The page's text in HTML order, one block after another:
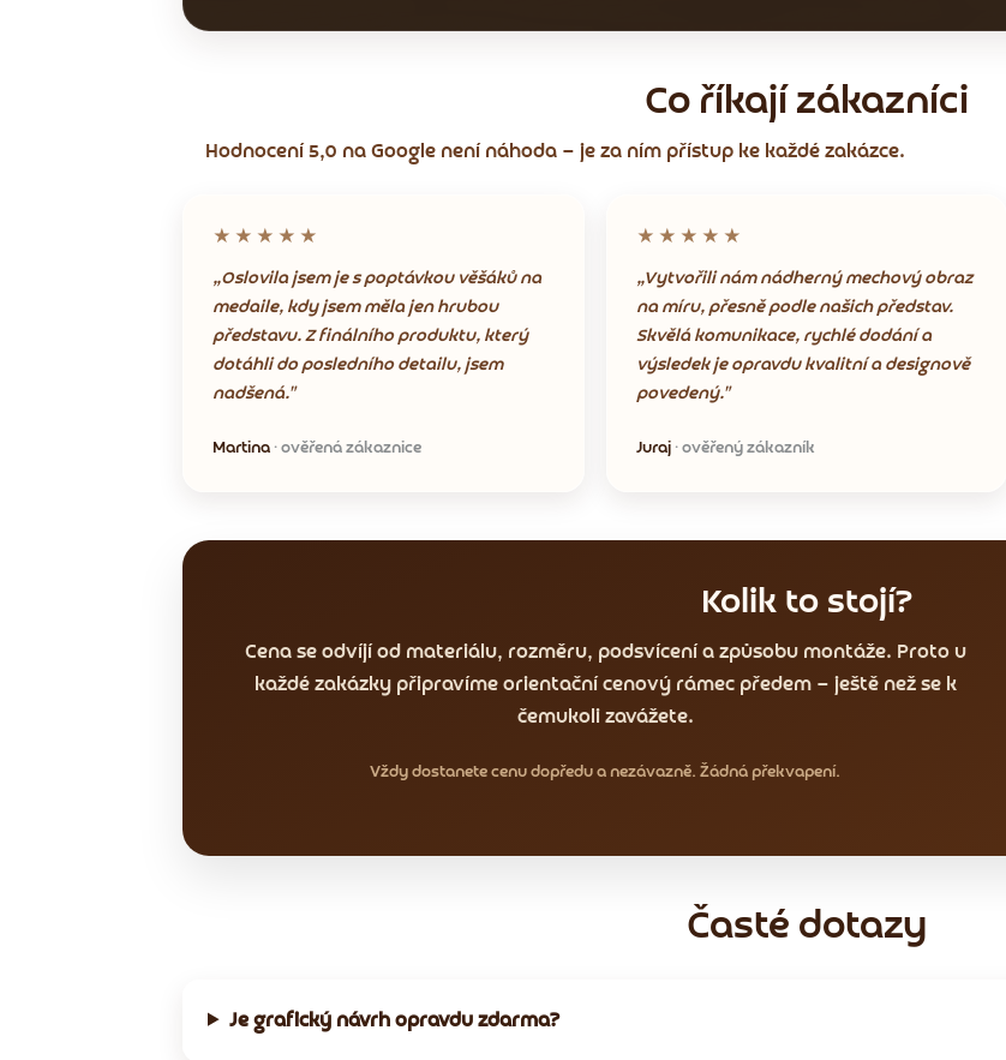
Co říkají zákazníci
Hodnocení 5,0 na Google není náhoda — je za ním přístup ke každé zakázce.
★★★★★
„Oslovila jsem je s poptávkou věšáků na
medaile, kdy jsem měla jen hrubou
představu. Z finálního produktu, který
dotáhli do posledního detailu, jsem
nadšená."
Martina · ověřená zákaznice
★★★★★
„Vytvořili nám nádherný mechový obraz
na míru, přesně podle našich představ.
Skvělá komunikace, rychlé dodání a
výsledek je opravdu kvalitní a designově
povedený."
Juraj · ověřený zákazník
Kolik to stojí?
Cena se odvíjí od materiálu, rozměru, podsvícení a způsobu montáže. Proto u
každé zakázky připravíme orientační cenový rámec předem — ještě než se k
čemukoli zavážete.
Vždy dostanete cenu dopředu a nezávazně. Žádná překvapení.
Časté dotazy
Je grafický návrh opravdu zdarma?